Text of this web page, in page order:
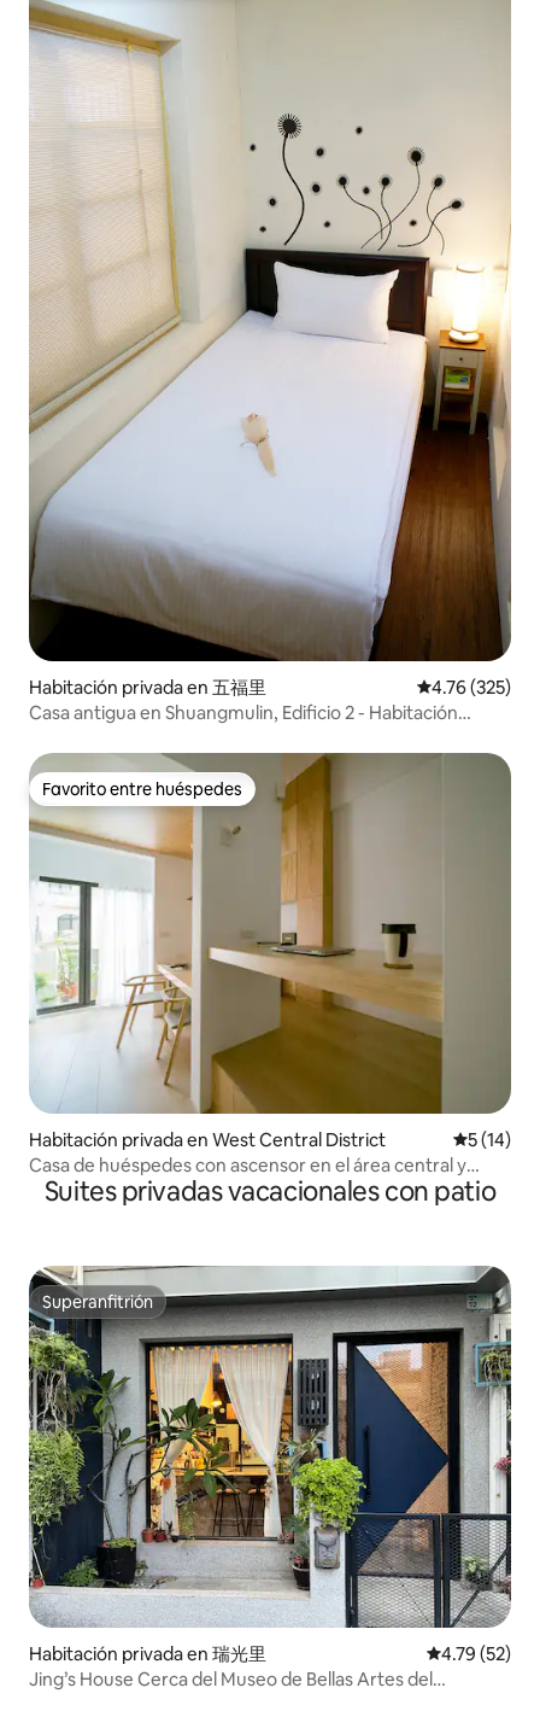
Habitación privada en 五福里 Calificación
4.76 (325)
Casa antigua en Shuangmulin, Edificio 2 - Habitación
con encanto)
Favorito entre huéspedes
Favorito entre huéspedes
Habitación privada en West Central District
5 (14)
Casa de huéspedes con ascensor en el área central y
occidental de Tainan | Habitación doble de 20 pies
cuadrados + balcón | Zhenyou Zhenyu
Suites privadas vacacionales con patio
Superanfitrión
Superanfitrión
Habitación privada en 瑞光里 Calificación
4.79 (52)
Jing’s House Cerca del Museo de Bellas Artes del